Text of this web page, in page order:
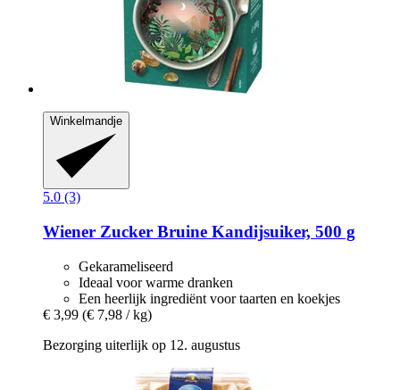
Winkelmandje
5.0 (3)
Wiener Zucker Bruine Kandijsuiker, 500 g
Gekarameliseerd
Ideaal voor warme dranken
Een heerlijk ingrediënt voor taarten en koekjes
€ 3,99 (€ 7,98 / kg)
Bezorging uiterlijk op 12. augustus